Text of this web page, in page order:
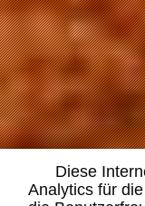
Diese
Analytics für